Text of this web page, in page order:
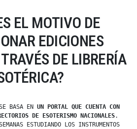
EL MOTIVO DE
EDICIONES
DE LIBRERÍA
BASA EN UN PORTAL QUE CUENTA CON
DE ESOTERISMO NACIONALES.
ESTUDIANDO LOS INSTRUMENTOS